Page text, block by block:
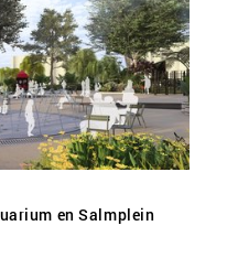
en Salmplein